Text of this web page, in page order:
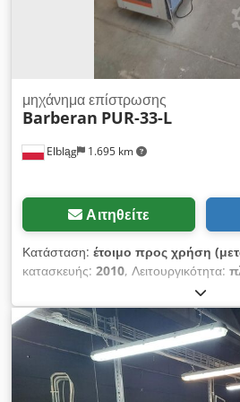
μία πλευρά με φύλλα PP.
Elbląg 1.695 km
μηχάνημα επίστρωσης
Barberan PUR-33-L
Αιτηθείτε
Κατάσταση: έτοιμο προς χρήση
κατασκευής: 2010, Λειτουργικότητα:
, ύψος
πώληση: Περιτυλιχτική μηχανή
(έτος 2010) – μηχάνημα επικάλυψης
μεμβράνη χρησιμοποιώντας κόλλα
συγκόλληση). Η μηχανή διαθέτει 1
αυτόματο έλεγχο και πρόσθετο